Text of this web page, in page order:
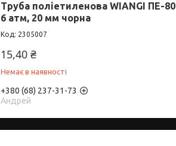
Труба поліетиленова WIANGI ПЕ-80
6 атм, 20 мм чорна
2305007
15,40 ₴
Немає в наявності
+380 (68) 237-31-73
Андрей